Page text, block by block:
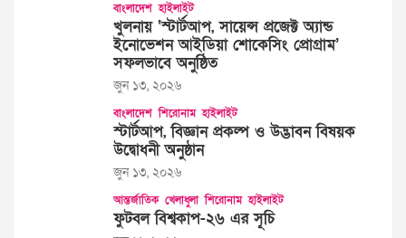
বাংলাদেশ হাইলাইট
খুলনায় ‘স্টার্টআপ, সায়েন্স প্রজেক্ট অ্যান্ড
ইনোভেশন আইডিয়া শোকেসিং প্রোগ্রাম’
সফলভাবে অনুষ্ঠিত
জুন ১৩, ২০২৬
বাংলাদেশ শিরোনাম হাইলাইট
স্টার্টআপ, বিজ্ঞান প্রকল্প ও উদ্ভাবন বিষয়ক
উদ্বোধনী অনুষ্ঠান
জুন ১৩, ২০২৬
আন্তর্জাতিক খেলাধুলা শিরোনাম হাইলাইট
ফুটবল বিশ্বকাপ-২৬ এর সূচি